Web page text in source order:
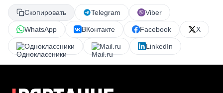
Скопировать Telegram Viber
WhatsApp ВКонтакте Facebook X
Одноклассники Mail.ru LinkedIn